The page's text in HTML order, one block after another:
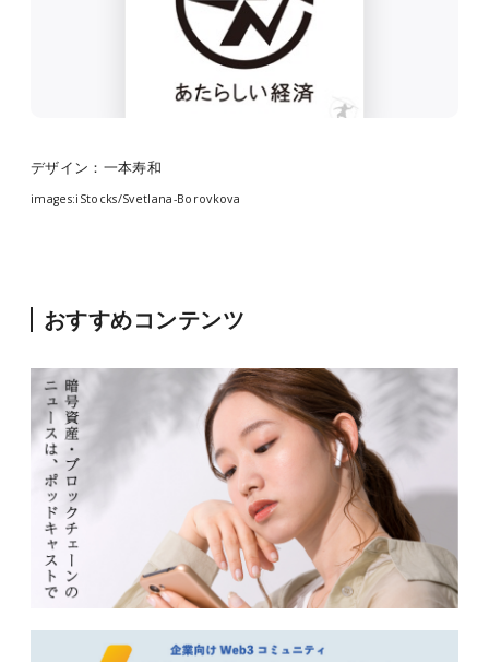
デザイン：一本寿和
images:iStocks/Svetlana-Borovkova
おすすめコンテンツ